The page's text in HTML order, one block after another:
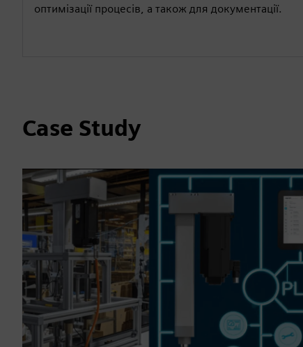
оптимізації процесів, а також для документації.
Case Study